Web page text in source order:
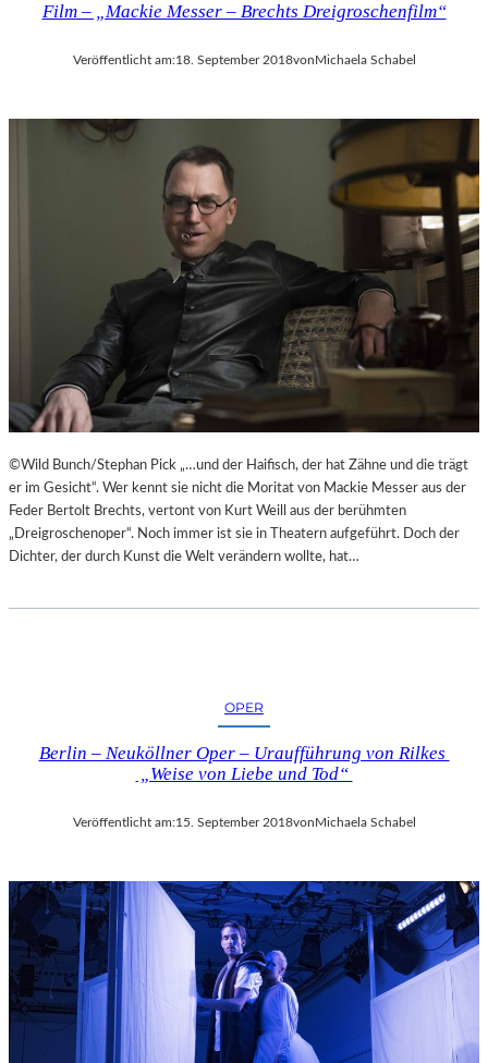
Film – „Mackie Messer – Brechts Dreigroschenfilm“
Veröffentlicht am:18. September 2018vonMichaela Schabel
©Wild Bunch/Stephan Pick „…und der Haifisch, der hat Zähne und die trägt
er im Gesicht“. Wer kennt sie nicht die Moritat von Mackie Messer aus der
Feder Bertolt Brechts, vertont von Kurt Weill aus der berühmten
„Dreigroschenoper“. Noch immer ist sie in Theatern aufgeführt. Doch der
Dichter, der durch Kunst die Welt verändern wollte, hat…
OPER
Berlin – Neuköllner Oper – Uraufführung von Rilkes
„Weise von Liebe und Tod“
Veröffentlicht am:15. September 2018vonMichaela Schabel